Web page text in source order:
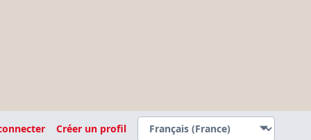
Créer un profil